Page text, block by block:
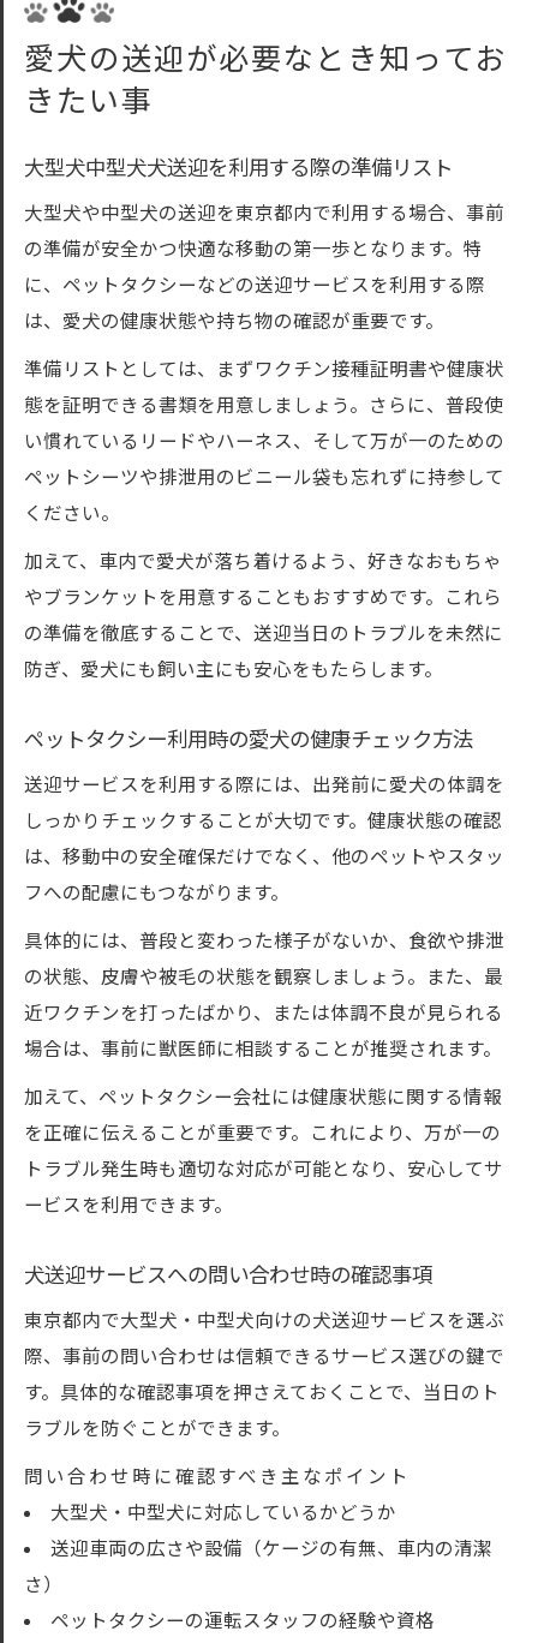
愛犬の送迎が必要なとき知ってお
きたい事
大型犬中型犬犬送迎を利用する際の準備リスト
大型犬や中型犬の送迎を東京都内で利用する場合、事前
の準備が安全かつ快適な移動の第一歩となります。特
に、ペットタクシーなどの送迎サービスを利用する際
は、愛犬の健康状態や持ち物の確認が重要です。
準備リストとしては、まずワクチン接種証明書や健康状
態を証明できる書類を用意しましょう。さらに、普段使
い慣れているリードやハーネス、そして万が一のための
ペットシーツや排泄用のビニール袋も忘れずに持参して
ください。
加えて、車内で愛犬が落ち着けるよう、好きなおもちゃ
やブランケットを用意することもおすすめです。これら
の準備を徹底することで、送迎当日のトラブルを未然に
防ぎ、愛犬にも飼い主にも安心をもたらします。
ペットタクシー利用時の愛犬の健康チェック方法
送迎サービスを利用する際には、出発前に愛犬の体調を
しっかりチェックすることが大切です。健康状態の確認
は、移動中の安全確保だけでなく、他のペットやスタッ
フへの配慮にもつながります。
具体的には、普段と変わった様子がないか、食欲や排泄
の状態、皮膚や被毛の状態を観察しましょう。また、最
近ワクチンを打ったばかり、または体調不良が見られる
場合は、事前に獣医師に相談することが推奨されます。
加えて、ペットタクシー会社には健康状態に関する情報
を正確に伝えることが重要です。これにより、万が一の
トラブル発生時も適切な対応が可能となり、安心してサ
ービスを利用できます。
犬送迎サービスへの問い合わせ時の確認事項
東京都内で大型犬・中型犬向けの犬送迎サービスを選ぶ
際、事前の問い合わせは信頼できるサービス選びの鍵で
す。具体的な確認事項を押さえておくことで、当日のト
ラブルを防ぐことができます。
問い合わせ時に確認すべき主なポイント
大型犬・中型犬に対応しているかどうか
送迎車両の広さや設備（ケージの有無、車内の清潔
さ）
ペットタクシーの運転スタッフの経験や資格